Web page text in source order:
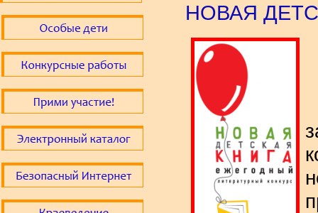
НОВАЯ